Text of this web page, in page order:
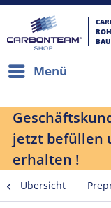
Menü
jetzt befüllen
erhalten !
Übersicht